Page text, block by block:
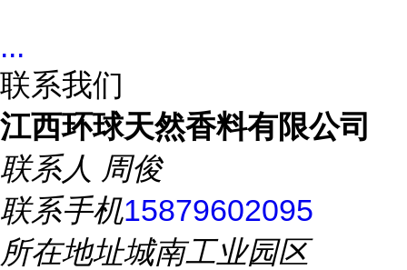
...
联系我们
江西环球天然香料有限公司
联系人 周俊
联系手机15879602095
所在地址城南工业园区